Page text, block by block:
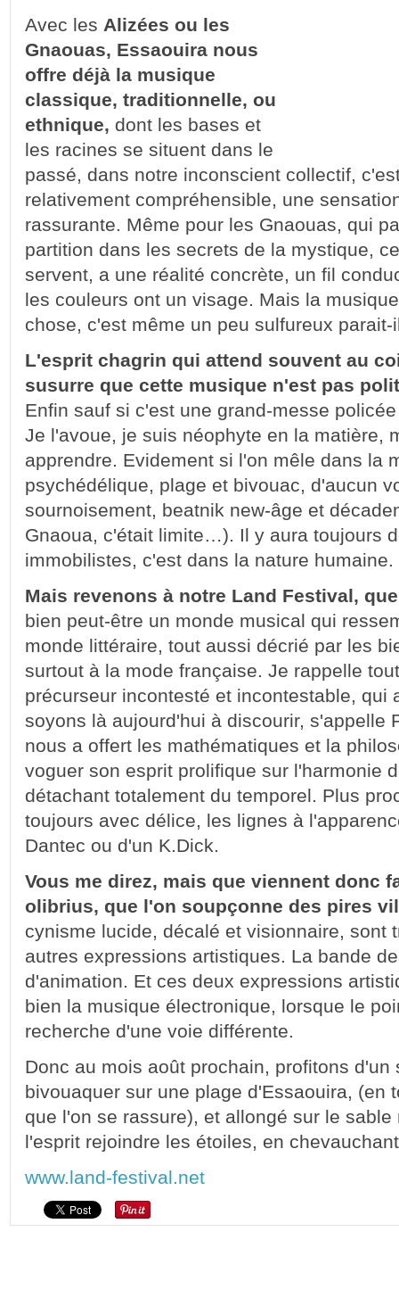
Avec les Alizées ou les
Gnaouas, Essaouira nous
offre déjà la musique
classique, traditionnelle, ou
ethnique, dont les bases et
les racines se situent dans le
passé, dans notre inconscient collectif,
relativement compréhensible, une
rassurante. Même pour les Gnaouas, qui
partition dans les secrets de la mystique,
servent, a une réalité concrète, un fil
les couleurs ont un visage. Mais la
chose, c'est même un peu sulfureux
L'esprit chagrin qui attend souvent au
susurre que cette musique n'est pas
Enfin sauf si c'est une grand-messe
Je l'avoue, je suis néophyte en la matière,
apprendre. Evidement si l'on mêle dans la
psychédélique, plage et bivouac, d'aucun
sournoisement, beatnik new-âge et
Gnaoua, c'était limite…). Il y aura toujours
immobilistes, c'est dans la nature humaine.
Mais revenons à notre Land Festival,
bien peut-être un monde musical qui
monde littéraire, tout aussi décrié par les
surtout à la mode française. Je rappelle
précurseur incontesté et incontestable, qui
soyons là aujourd'hui à discourir, s'appelle
nous a offert les mathématiques et la
voguer son esprit prolifique sur l'harmonie
détachant totalement du temporel. Plus
toujours avec délice, les lignes à
Dantec ou d'un K.Dick.
Vous me direz, mais que viennent donc
olibrius, que l'on soupçonne des pires
cynisme lucide, décalé et visionnaire, sont
autres expressions artistiques. La bande
d'animation. Et ces deux expressions
bien la musique électronique, lorsque le
recherche d'une voie différente.
Donc au mois août prochain, profitons d'un
bivouaquer sur une plage d'Essaouira, (en
que l'on se rassure), et allongé sur le
l'esprit rejoindre les étoiles, en
www.land-festival.net